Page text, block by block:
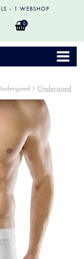
1 WEBSHOP
0
Ondergoed